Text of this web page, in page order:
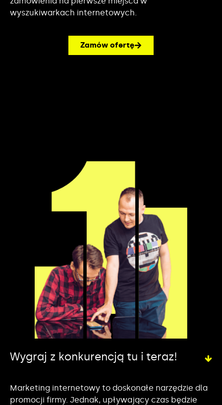
wyszukiwarkach internetowych.
Zamów ofertę
Wygraj z konkurencją tu i teraz!
Marketing internetowy to doskonałe narzędzie dla
promocji firmy. Jednak, upływający czas będzie